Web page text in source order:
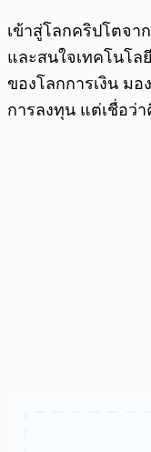
เข้าสู่โลกคริปโตจา
และสนใจเทคโนโล
ของโลกการเงิน ม
การลงทุน แต่เชื่อว่